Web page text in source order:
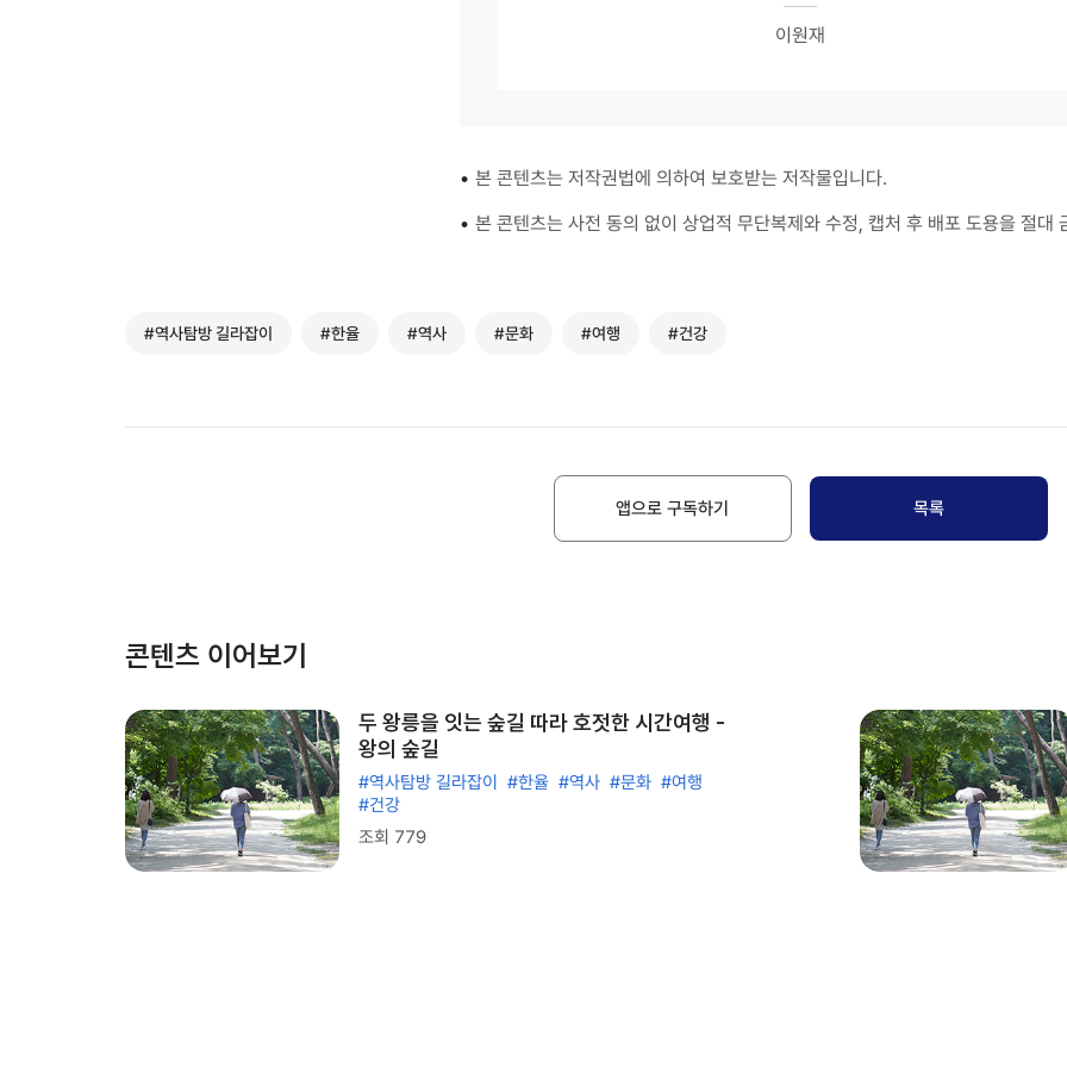
이원재
• 본 콘텐츠는 저작권법에 의하여 보호받는 저작물입니다.
• 본 콘텐츠는 사전 동의 없이 상업적 무단복제와 수정, 캡처 후 배포 도용을 절대
#역사탐방 길라잡이 #한율 #역사 #문화 #여행 #건강
앱으로 구독하기 목록
콘텐츠 이어보기
두 왕릉을 잇는 숲길 따라 호젓한 시간여행 -
왕의 숲길
#역사탐방 길라잡이 #한율 #역사 #문화 #여행
#건강
조회 779